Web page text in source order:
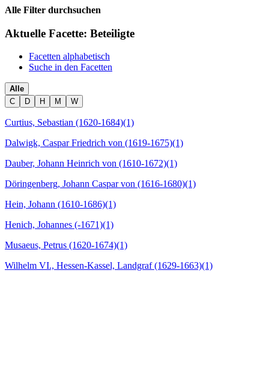
Alle Filter durchsuchen
Aktuelle Facette: Beteiligte
Facetten alphabetisch
Suche in den Facetten
Alle
C
D H M W
Curtius, Sebastian (1620-1684)(1)
Dalwigk, Caspar Friedrich von (1619-1675)(1)
Dauber, Johann Heinrich von (1610-1672)(1)
Döringenberg, Johann Caspar von (1616-1680)(1)
Hein, Johann (1610-1686)(1)
Henich, Johannes (-1671)(1)
Musaeus, Petrus (1620-1674)(1)
Wilhelm VI., Hessen-Kassel, Landgraf (1629-1663)(1)